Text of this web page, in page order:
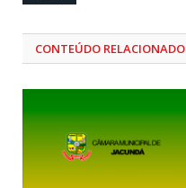
CONTEÚDO RELACIONADO